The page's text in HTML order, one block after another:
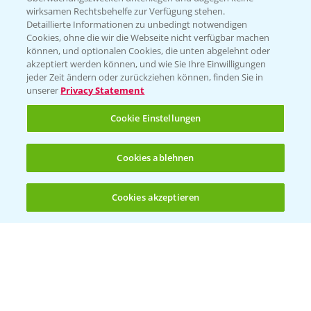
(noch 4)
Folgen Sie uns
Allgemeine Nutzungsbedingungen
Datenschutzerklärung
Impressum
Gebrauchshinweise
wirksamen Rechtsbehelfe zur Verfügung stehen.
Detaillierte Informationen zu unbedingt notwendigen
Cookies, ohne die wir die Webseite nicht verfügbar machen
können, und optionalen Cookies, die unten abgelehnt oder
akzeptiert werden können, und wie Sie Ihre Einwilligungen
jeder Zeit ändern oder zurückziehen können, finden Sie in
unserer Privacy Statement
Cookie Einstellungen
Cookies ablehnen
Cookies akzeptieren